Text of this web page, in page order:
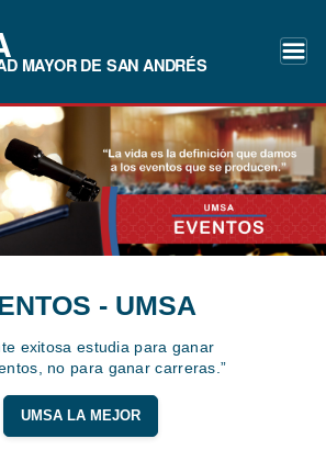
MAYOR DE SAN ANDRÉS
- UMSA
exitosa estudia para ganar
no para ganar carreras.”
UMSA LA MEJOR